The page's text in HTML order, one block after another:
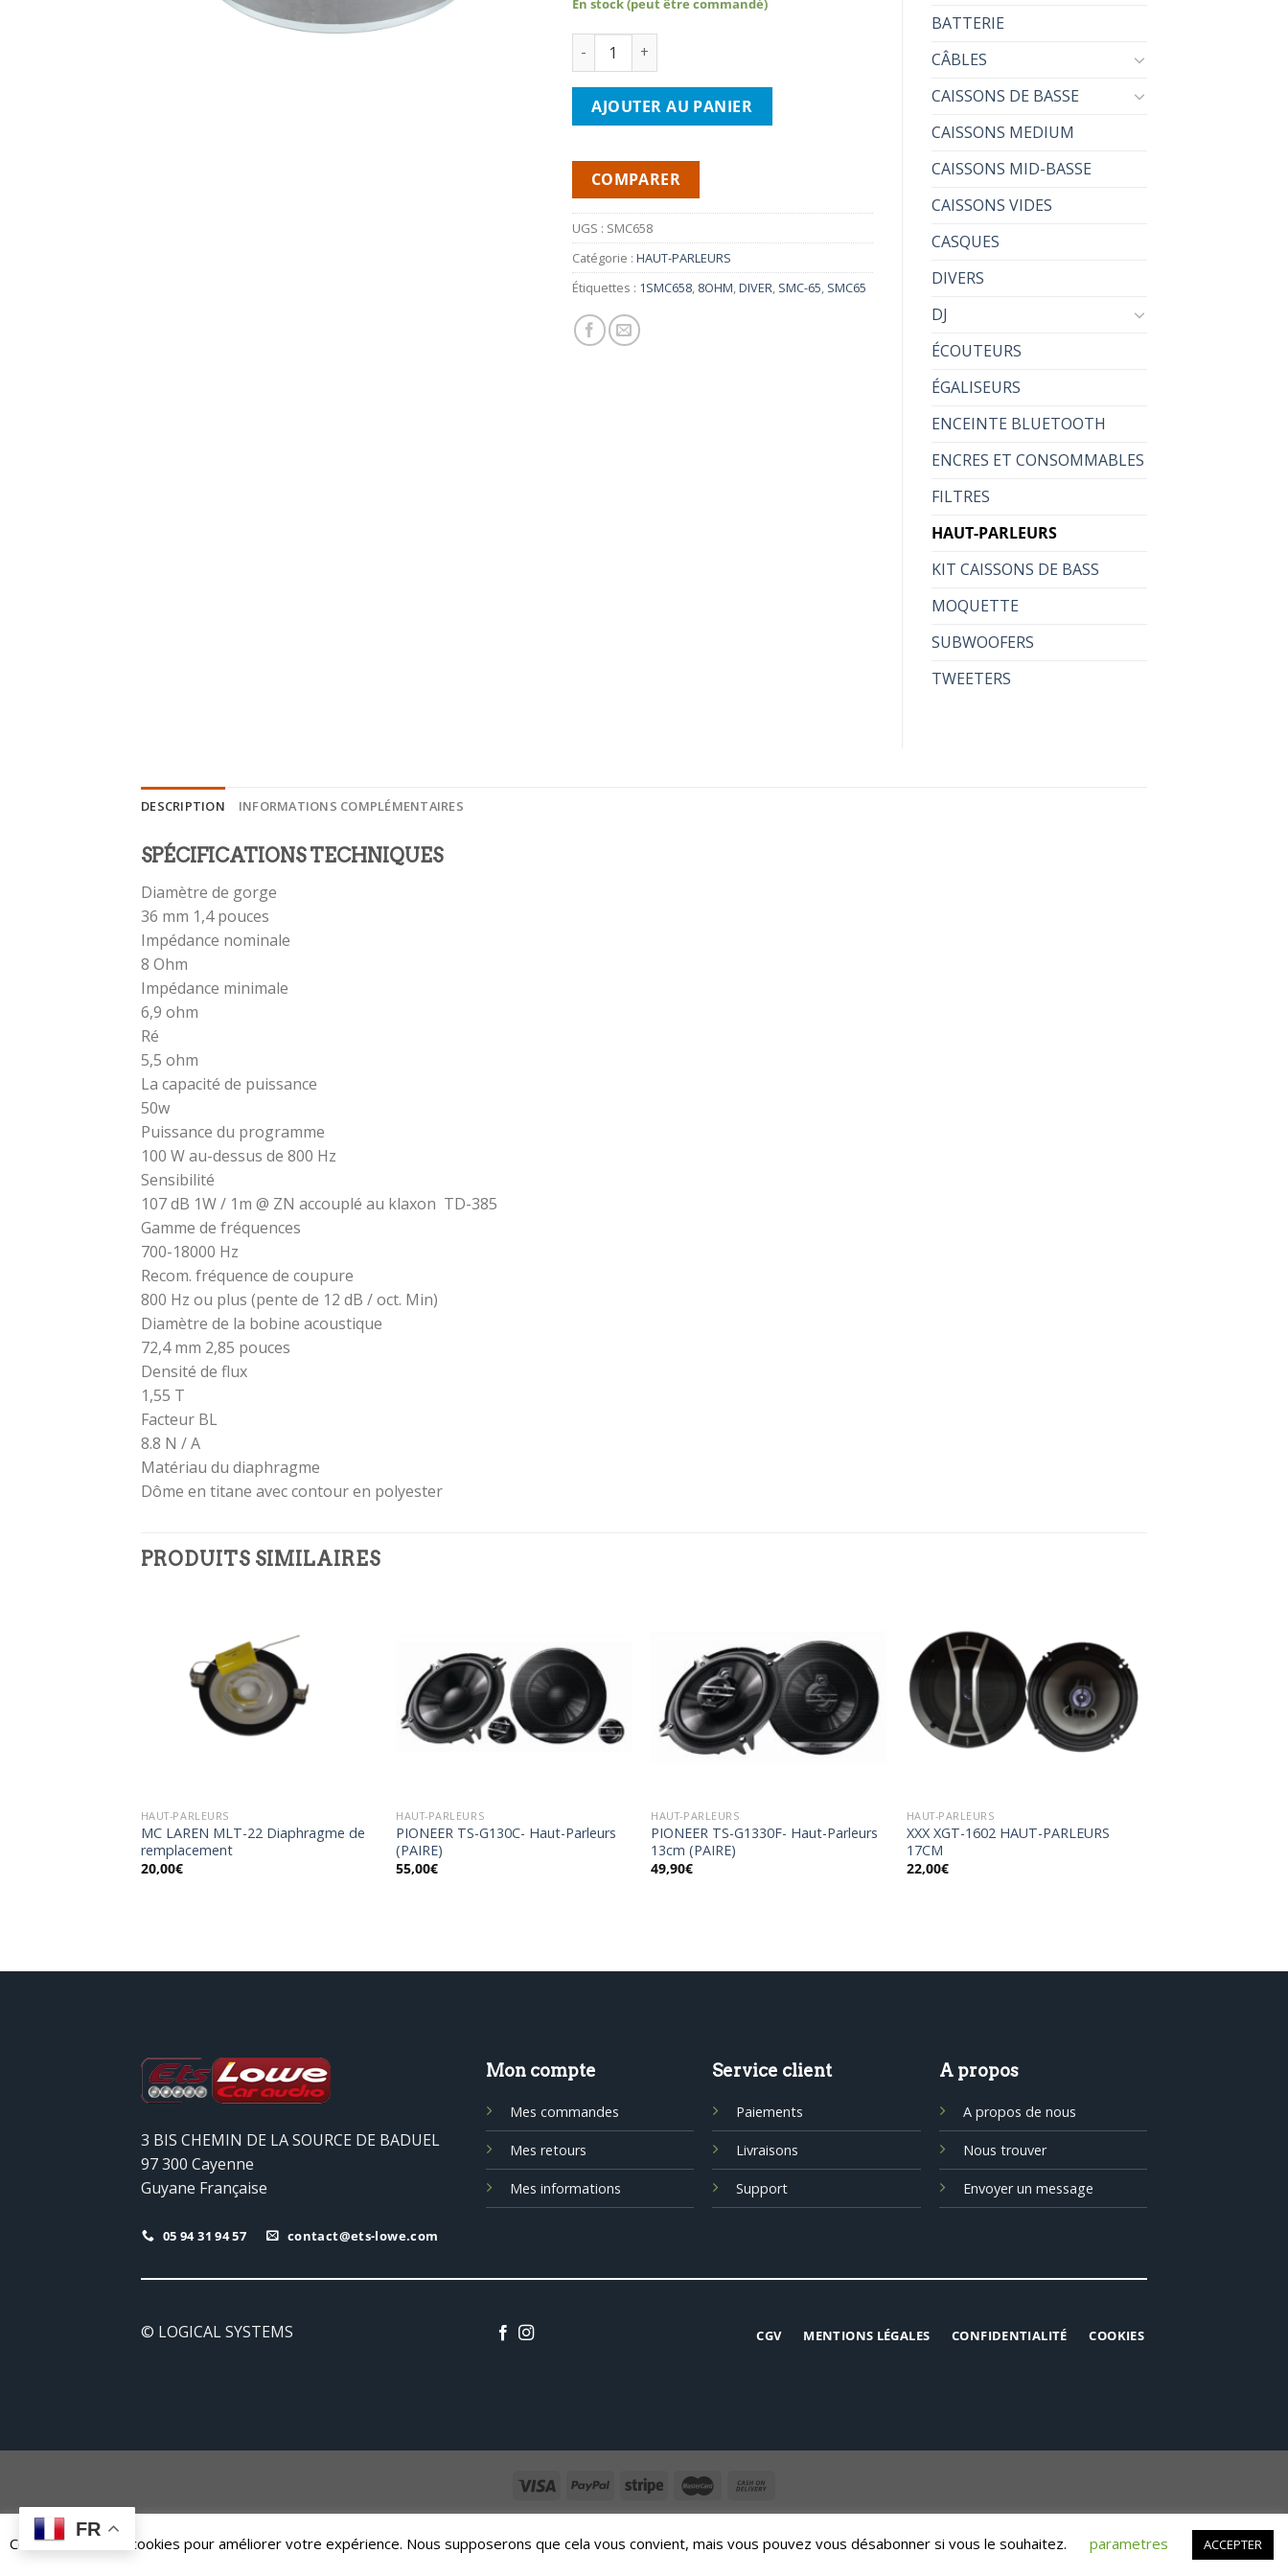
En stock (peut être commandé)
quantité de BEYMA SMC658 DRIVER 8OHM
AJOUTER AU PANIER
COMPARER
UGS : SMC658
Catégorie : HAUT-PARLEURS
Étiquettes : 1SMC658, 8OHM,DIVER, SMC-65, SMC65
BATTERIE
CÂBLES
CAISSONS DE BASSE
CAISSONS MEDIUM
CAISSONS MID-BASSE
CAISSONS VIDES
CASQUES
DIVERS
DJ
ÉCOUTEURS
ÉGALISEURS
ENCEINTE BLUETOOTH
ENCRES ET CONSOMMABLES
FILTRES
HAUT-PARLEURS
KIT CAISSONS DE BASS
MOQUETTE
SUBWOOFERS
TWEETERS
DESCRIPTION INFORMATIONS COMPLÉMENTAIRES
SPÉCIFICATIONS TECHNIQUES
Diamètre de gorge
36 mm 1,4 pouces
Impédance nominale
8 Ohm
Impédance minimale
6,9 ohm
Ré
5,5 ohm
La capacité de puissance
50w
Puissance du programme
100 W au-dessus de 800 Hz
Sensibilité
107 dB 1W / 1m @ ZN accouplé au klaxon TD-385
Gamme de fréquences
700-18000 Hz
Recom. fréquence de coupure
800 Hz ou plus (pente de 12 dB / oct. Min)
Diamètre de la bobine acoustique
72,4 mm 2,85 pouces
Densité de flux
1,55 T
Facteur BL
8.8 N / A
Matériau du diaphragme
Dôme en titane avec contour en polyester
PRODUITS SIMILAIRES
HAUT-PARLEURS
MC LAREN MLT-22 Diaphragme de
remplacement
20,00€
Ajouter
à la
wishlist
HAUT-PARLEURS
PIONEER TS-G130C- Haut-Parleurs
(PAIRE)
55,00€
Ajouter
wishlist
HAUT-PARLEURS
PIONEER TS-G1330F- Haut-Parleurs
13cm (PAIRE)
49,90€
Ajouter
à la
wishlist
HAUT-PARLEURS
XXX XGT-1602 HAUT-PARLEURS
17CM
22,00€
3 BIS CHEMIN DE LA SOURCE DE BADUEL
97 300 Cayenne
Guyane Française
05 94 31 94 57 contact@ets-lowe.com
Mon compte
Mes commandes
Mes retours
Mes informations
Service client
Paiements
Livraisons
Support
A propos
A propos de nous
Nous trouver
Envoyer un message
© LOGICAL SYSTEMS CGV MENTIONS LÉGALES CONFIDENTIALITÉ COOKIES
Copyright 2026 ©LOGICAL SYSTEMS
Ce site utilise des cookies pour améliorer votre expérience. Nous supposerons que cela vous convient, mais vous pouvez vous désabonner si vous le souhaitez. parametres ACCEPTER
FR